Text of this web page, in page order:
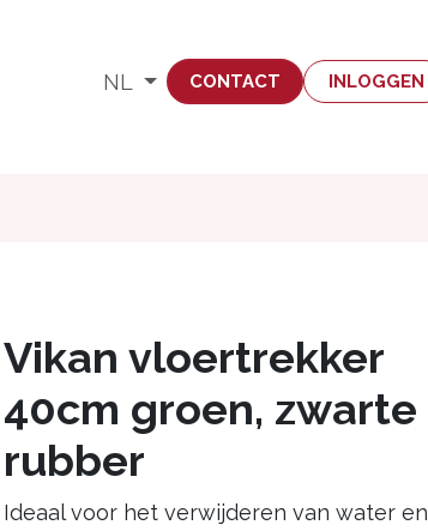
NL CONTACT INLOGGEN
Vikan vloertrekker
40cm groen, zwarte
rubber
Ideaal voor het verwijderen van water en